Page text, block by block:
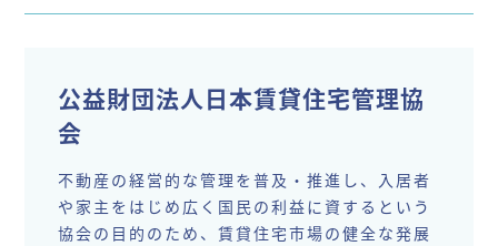
公益財団法人日本賃貸住宅管理協
会
不動産の経営的な管理を普及・推進し、入居者
や家主をはじめ広く国民の利益に資するという
協会の目的のため、賃貸住宅市場の健全な発展